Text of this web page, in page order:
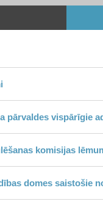
pārvaldes vispārīgie
komisijas
domes saistošie